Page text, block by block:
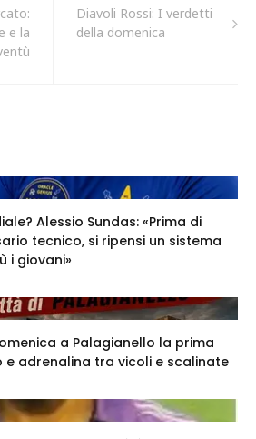
e la
Diavoli Rossi: I verdetti
della domenica
Alessio Sundas: «Prima di
tecnico, si ripensi un sistema
i giovani»
a Palagianello la prima
e adrenalina tra vicoli e scalinate